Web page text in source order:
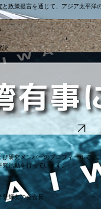
と日本の対応
JUST
と政策提言を通じて、アジア太平洋
説
）
お申込みはこちらから